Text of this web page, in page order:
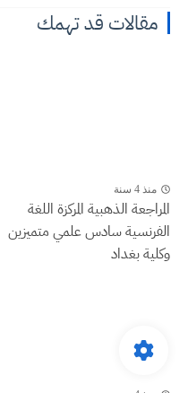
مقالات قد تهمك
منذ 4 سنة
المراجعة الذهبية المركزة اللغة
الفرنسية سادس علمي متميزين
وكلية بغداد